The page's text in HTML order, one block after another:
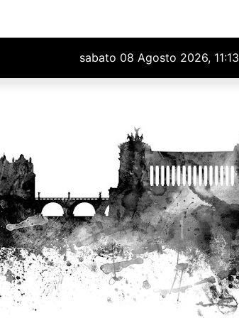
sabato 08 Agosto 2026, 11:13